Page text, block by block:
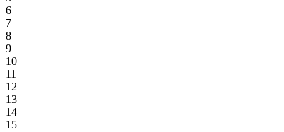
6
7
8
9
10
11
12
13
14
15